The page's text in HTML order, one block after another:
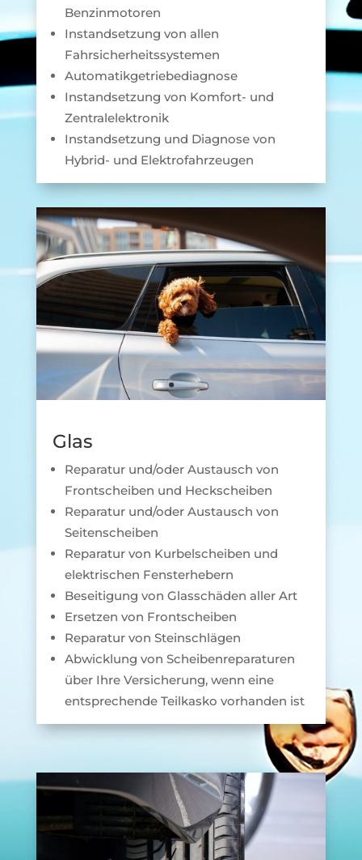
Benzinmotoren
Instandsetzung von allen
Fahrsicherheitssystemen
Automatikgetriebediagnose
Instandsetzung von Komfort- und
Zentralelektronik
Instandsetzung und Diagnose von
Hybrid- und Elektrofahrzeugen
Glas
Reparatur und/oder Austausch von
Frontscheiben und Heckscheiben
Reparatur und/oder Austausch von
Seitenscheiben
Reparatur von Kurbelscheiben und
elektrischen Fensterhebern
Beseitigung von Glasschäden aller Art
Ersetzen von Frontscheiben
Reparatur von Steinschlägen
Abwicklung von Scheibenreparaturen
über Ihre Versicherung, wenn eine
entsprechende Teilkasko vorhanden ist